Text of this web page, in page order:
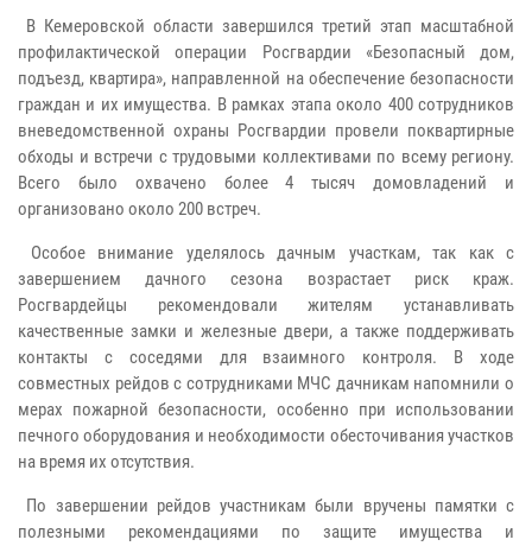
В Кемеровской области завершился третий этап масштабной
профилактической операции Росгвардии «Безопасный дом,
подъезд, квартира», направленной на обеспечение безопасности
граждан и их имущества. В рамках этапа около 400 сотрудников
вневедомственной охраны Росгвардии провели поквартирные
обходы и встречи с трудовыми коллективами по всему региону.
Всего было охвачено более 4 тысяч домовладений и
организовано около 200 встреч.
Особое внимание уделялось дачным участкам, так как с
завершением дачного сезона возрастает риск краж.
Росгвардейцы рекомендовали жителям устанавливать
качественные замки и железные двери, а также поддерживать
контакты с соседями для взаимного контроля. В ходе
совместных рейдов с сотрудниками МЧС дачникам напомнили о
мерах пожарной безопасности, особенно при использовании
печного оборудования и необходимости обесточивания участков
на время их отсутствия.
По завершении рейдов участникам были вручены памятки с
полезными рекомендациями по защите имущества и